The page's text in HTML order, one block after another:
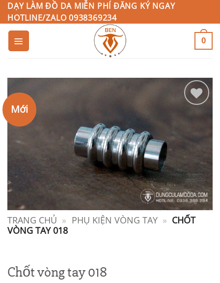
Bỏ
qua
nội
DẠY LÀM ĐỒ DA MIỄN PHÍ ĐĂNG KÝ NGAY
HOTLINE/ZALO 0938369234
0
Mới
Add to
TRANG CHỦ » PHỤ KIỆN VÒNG TAY » CHỐT
VÒNG TAY 018
Chốt vòng tay 018